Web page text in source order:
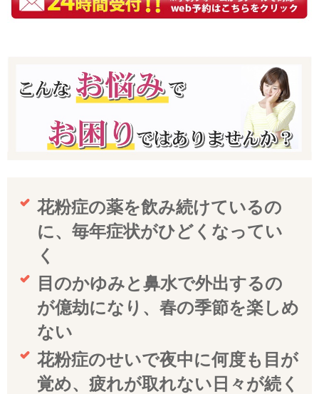
花粉症の薬を飲み続けているの
に、毎年症状がひどくなってい
く
目のかゆみと鼻水で外出するの
が億劫になり、春の季節を楽しめ
ない
花粉症のせいで夜中に何度も目が
覚め、疲れが取れない日々が続く